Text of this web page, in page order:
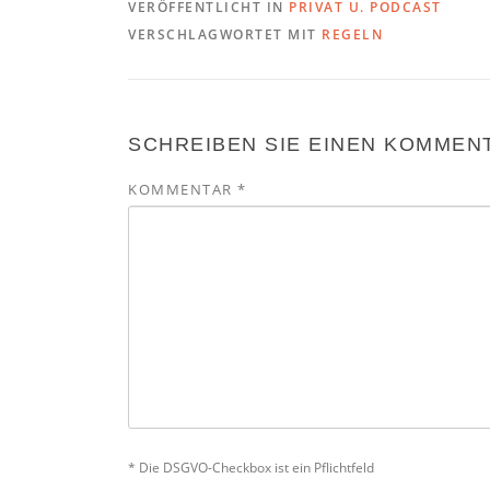
VERÖFFENTLICHT IN PRIVAT U. PODCAST
VERSCHLAGWORTET MIT REGELN
SCHREIBEN SIE EINEN
KOMMENTAR *
* Die DSGVO-Checkbox ist ein Pflichtfeld